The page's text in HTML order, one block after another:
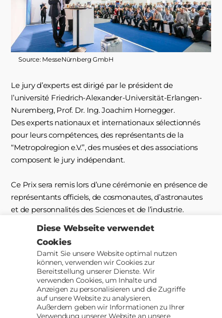
Source: MesseNürnberg GmbH
Le jury d’experts est dirigé par le président de
l’université Friedrich-Alexander-Universität-Erlangen-
Nuremberg, Prof. Dr. Ing. Joachim Hornegger.
Des experts nationaux et internationaux sélectionnés
pour leurs compétences, des représentants de la
“Metropolregion e.V.”, des musées et des associations
composent le jury indépendant.
Ce Prix sera remis lors d’une cérémonie en présence de
représentants officiels, de cosmonautes, d’astronautes
et de personnalités des Sciences et de l’industrie.
Le jury examinera les projets des participants dans le
cadre d’une procédure de sélection.
AACII Haut
Diese Webseite verwendet
Cookies
Damit Sie unsere Website optimal nutzen
können, verwenden wir Cookies zur
Bereitstellung unserer Dienste. Wir
verwenden Cookies, um Inhalte und
Anzeigen zu personalisieren und die Zugriffe
auf unsere Website zu analysieren.
Außerdem geben wir Informationen zu Ihrer
Verwendung unserer Website an unsere